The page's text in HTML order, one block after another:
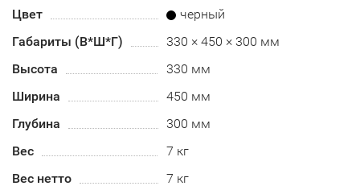
Цвет
черный
Габариты (В*Ш*Г)
330 × 450 × 300 мм
Высота
330 мм
Ширина
450 мм
Глубина
300 мм
Вес
7 кг
Вес нетто
7 кг